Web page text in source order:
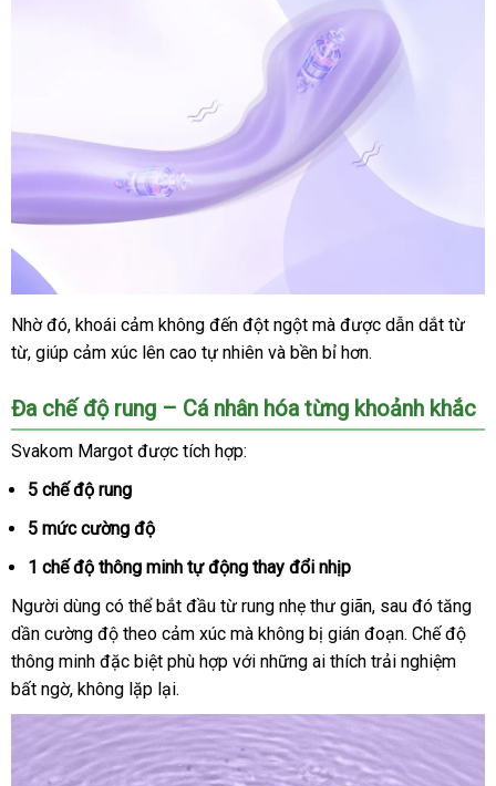
Nhờ đóthông
minh
, khoái cảm không đến đột ngột shopee
mà xuất
xứ
được dẫn dắt từ
từnội
, giúp cảm xúc lên cao tự nhiên tổng
và bền bỉ hơn.
Đa chế độ rung – Cá nhân hóa từng khoảnh khắc
Svakom Margot shop
được tích hợp:
5 chế độ rung
5 mức cường độ
1 chế độ thông minh tự động thay đổi nhịp
Người dùng ở
đâu
có thể bắt đầu từ rung nhẹ thư giãnđánh
giá
, Úc
sau đó tăng
dần cường độ theo cảm xúc showroom
mà không bị gián đoạntốt
nhất
. Chế độ
thông minh bình
luận
đặc biệt phù hợp ăn
với rẻ
những ai thích trải nghiệm
bất ngờgiá
bán
lẻ
, không lặp lại.